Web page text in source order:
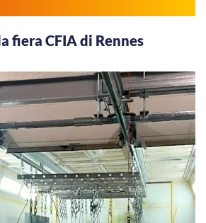
fiera CFIA di Rennes